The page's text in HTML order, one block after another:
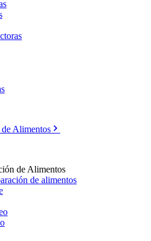
Alimentos
de Alimentos
de alimentos